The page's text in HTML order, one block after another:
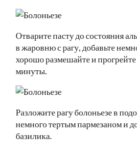
Отварите пасту до состояния
в жаровню с рагу, добавьте
хорошо размешайте и прогрейте
минуты.
Разложите рагу болоньезе в
немного тертым пармезаном и
базилика.